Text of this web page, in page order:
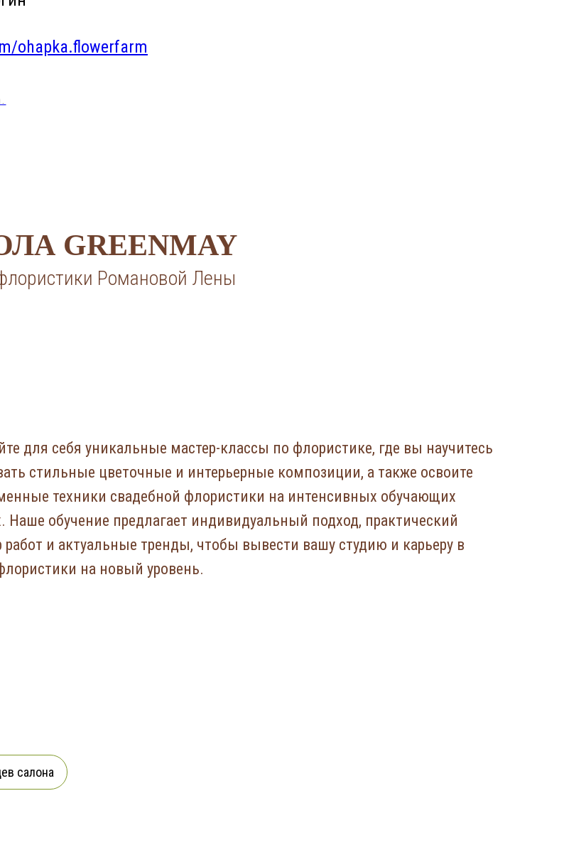
ohapka.flowerfarm
GREENMAY
Романовой Лены
для себя уникальные мастер-классы по флористике, где вы научитесь
стильные цветочные и интерьерные композиции, а также освоите
техники свадебной флористики на интенсивных обучающих
Наше обучение предлагает индивидуальный подход, практический
работ и актуальные тренды, чтобы вывести вашу студию и карьеру в
на новый уровень.
салона